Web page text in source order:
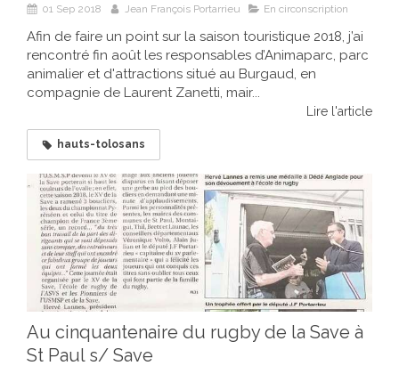
01 Sep 2018 Jean François Portarrieu En circonscription
Afin de faire un point sur la saison touristique 2018, j’ai
rencontré fin août les responsables d’Animaparc, parc
animalier et d'attractions situé au Burgaud, en
compagnie de Laurent Zanetti, mair...
Lire l'article
hauts-tolosans
Au cinquantenaire du rugby de la Save à
St Paul s/ Save